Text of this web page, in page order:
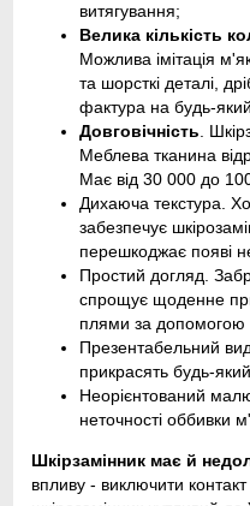
витягування;
Велика кількість
Можлива імітація
та шорсткі деталі,
фактура на будь-
Довговічність.
Меблева тканина
Має від 30 000 до
Дихаюча текстура.
забезпечує
перешкоджає появі
Простий догляд.
спрощує щоденне
плями за допомогою
Презентабельний
прикрасять будь-
Неорієнтований
неточності оббивки
Шкірзамінник має й
впливу - виключити